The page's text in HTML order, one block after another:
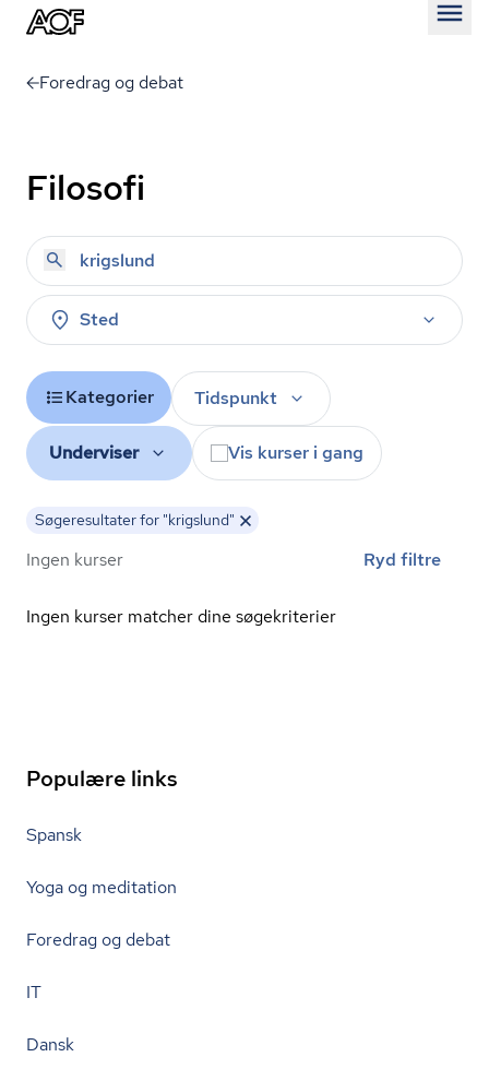
Foredrag og debat
Filosofi
Sted
Kategorier Tidspunkt
Underviser Vis kurser i gang
Søgeresultater for "krigslund"
Ingen kurser Ryd filtre
Ingen kurser matcher dine søgekriterier
Populære links
Spansk
Yoga og meditation
Foredrag og debat
IT
Dansk